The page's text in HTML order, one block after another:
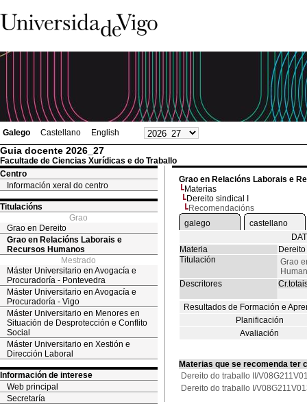
Galego Castellano English
Guia docente 2026_27
Facultade de Ciencias Xurídicas e do Traballo
Centro
Información xeral do centro
Titulacións
Grao
Grao en Dereito
Grao en Relacións Laborais e
Recursos Humanos
Mestrado
Máster Universitario en Avogacía e
Procuradoría - Pontevedra
Máster Universitario en Avogacía e
Procuradoría - Vigo
Máster Universitario en Menores en
Situación de Desprotección e Conflito
Social
Máster Universitario en Xestión e
Dirección Laboral
Información de interese
Web principal
Secretaría
Grao en Relacións Laborais e
Materias
Dereito sindical I
Recomendacións
galego
castellano
Materia
Titulación
Grao
Descritores
Resultados de Formación e
Planificación
Avaliación
Materias que se recomenda ter
Dereito do traballo II/
Dereito do traballo I/